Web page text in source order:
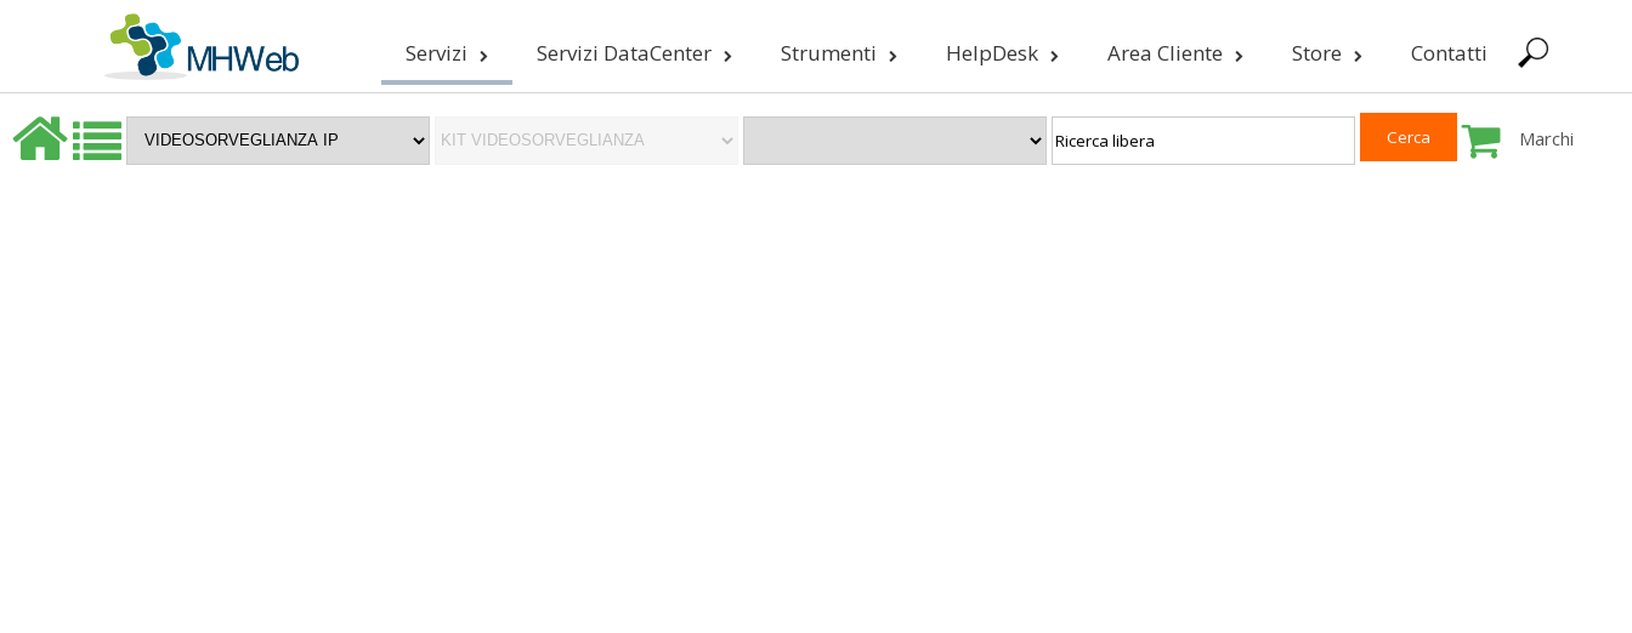
Servizi Servizi DataCenter Strumenti HelpDesk Area Cliente Store Contatti
Marchi